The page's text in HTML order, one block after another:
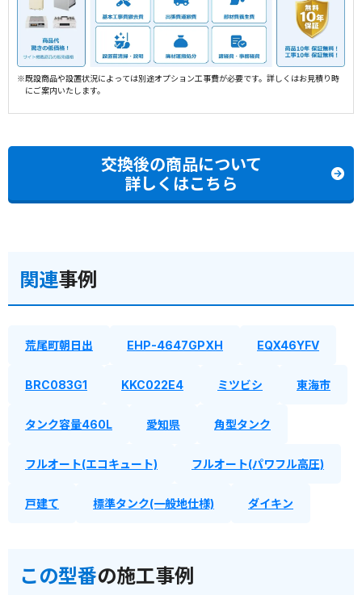
※既設商品や設置状況によっては別途オプション工事費が必要です。詳しくはお見積り時
にご案内いたします。
交換後の商品について
詳しくはこちら
関連事例
荒尾町朝日出 EHP-4647GPXH EQX46YFV
BRC083G1 KKC022E4 ミツビシ 東海市
タンク容量460L 愛知県 角型タンク
フルオート(エコキュート) フルオート(パワフル高圧)
戸建て 標準タンク(一般地仕様) ダイキン
この型番の施工事例